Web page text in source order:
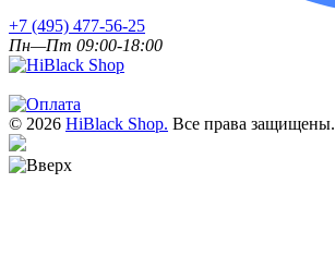
+7 (495) 477-56-25
Пн—Пт 09:00-18:00
© 2026 HiBlack Shop. Все права защищены.